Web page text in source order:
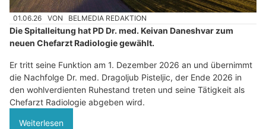
01.06.26 VON BELMEDIA REDAKTION
Die Spitalleitung hat PD Dr. med. Keivan Daneshvar zum
neuen Chefarzt Radiologie gewählt.
Er tritt seine Funktion am 1. Dezember 2026 an und übernimmt
die Nachfolge Dr. med. Dragoljub Pisteljic, der Ende 2026 in
den wohlverdienten Ruhestand treten und seine Tätigkeit als
Chefarzt Radiologie abgeben wird.
Weiterlesen